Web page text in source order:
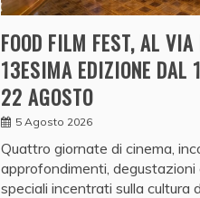
FOOD FILM FEST, AL VIA
13ESIMA EDIZIONE DAL
22 AGOSTO
5 Agosto 2026
Quattro giornate di cinema,
approfondimenti, degustazioni
speciali incentrati sulla cultura